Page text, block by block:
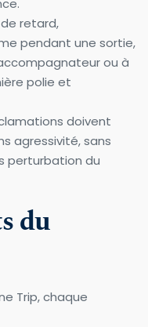
retard,
pendant une sortie,
ou à
polie et
doivent
agressivité, sans
perturbation du
du
Trip, chaque